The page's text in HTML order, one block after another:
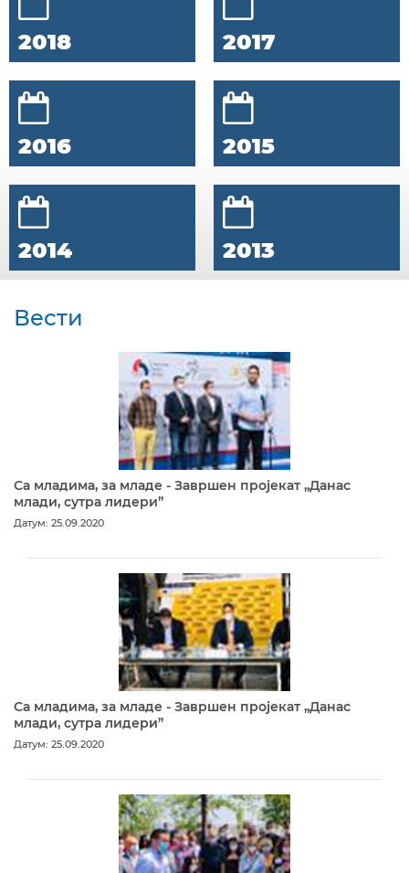
2018 2017
2016 2015
2014 2013
Вести
Са младима, за младе - Завршен пројекат „Данас
млади, сутра лидери”
Датум: 25.09.2020
Са младима, за младе - Завршен пројекат „Данас
млади, сутра лидери”
Датум: 25.09.2020